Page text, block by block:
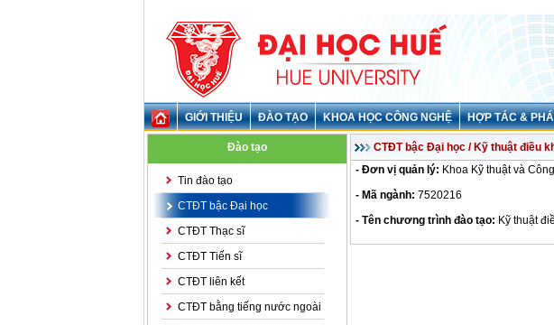
GIỚI THIỆU ĐÀO TẠO KHOA HỌC CÔNG NGHỆ HỢP TÁC &
Đào tạo
Tin đào tạo
CTĐT bậc Đại học
CTĐT Thạc sĩ
CTĐT Tiến sĩ
CTĐT liên kết
CTĐT bằng tiếng nước ngoài
CTĐT bậc Đại học / Kỹ thuật điều
- Đơn vị quản lý: Khoa Kỹ thuật và
- Mã ngành: 7520216
- Tên chương trình đào tạo: Kỹ thuật